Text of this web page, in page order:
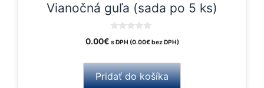
Vianočná guľa (sada po 5 ks)
o
o
f
5
0.00€ s DPH (0.00€bez DPH)
Pridať do košíka